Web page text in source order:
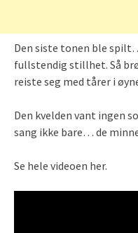
Den siste tonen ble
fullstendig stillhet. Så
reiste seg med tårer i
Den kvelden vant ingen
sang ikke bare… de
Se hele videoen her.